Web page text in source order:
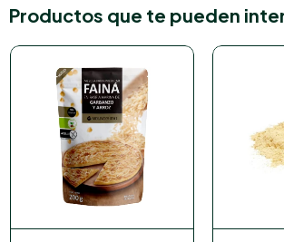
Productos que te pueden